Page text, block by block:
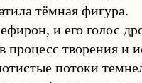
тёмная фигура.
и его голос
процесс творения и
потоки